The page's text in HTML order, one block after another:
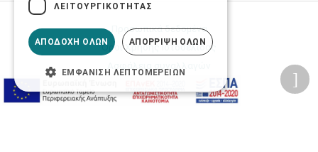
Προσωπικά δεδομένα
Όροι Χρήσης Ιστοσελίδας
Πολιτική Ασφάλειας Πληροφοριών
ΛΕΙΤΟΥΡΓΙΚΌΤΗΤΑΣ
ΑΠΟΔΟΧΉ ΌΛΩΝ ΑΠΌΡΡΙΨΗ ΌΛΩΝ
ΕΜΦΆΝΙΣΗ ΛΕΠΤΟΜΕΡΕΙΏΝ